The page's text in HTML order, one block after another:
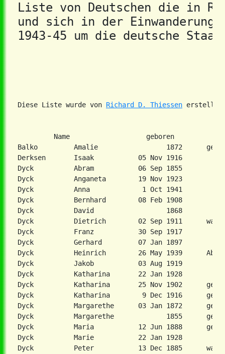
Liste von Deutschen die in
und sich in der
1943-45 um die deutsche
Diese Liste wurde von Richard D. Thiessen
Name                   geboren
Balko         Amalie                 1872      geb.
Derksen       Isaak           05 Nov 1916
Dyck          Abram           06 Sep 1855
Dyck          Anganeta        19 Nov 1923
Dyck          Anna             1 Oct 1941
Dyck          Bernhard        08 Feb 1908
Dyck          David                  1868
Dyck          Dietrich        02 Sep 1911      war
Dyck          Franz           30 Sep 1917
Dyck          Gerhard         07 Jan 1897
Dyck          Heinrich        26 May 1939
Dyck          Jakob           03 Aug 1919
Dyck          Katharina       22 Jan 1928
Dyck          Katharina       25 Nov 1902      geb.
Dyck          Katharina        9 Dec 1916      geb.
Dyck          Margarethe      03 Jan 1872      geb.
Dyck          Margarethe             1855      geb.
Dyck          Maria           12 Jun 1888      geb.
Dyck          Marie           22 Jan 1928
Dyck          Peter           13 Dec 1885      war